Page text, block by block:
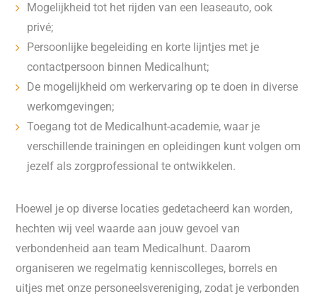
Mogelijkheid tot het rijden van een leaseauto, ook
privé;
Persoonlijke begeleiding en korte lijntjes met je
contactpersoon binnen Medicalhunt;
De mogelijkheid om werkervaring op te doen in diverse
werkomgevingen;
Toegang tot de Medicalhunt-academie, waar je
verschillende trainingen en opleidingen kunt volgen om
jezelf als zorgprofessional te ontwikkelen.
Hoewel je op diverse locaties gedetacheerd kan worden,
hechten wij veel waarde aan jouw gevoel van
verbondenheid aan team Medicalhunt. Daarom
organiseren we regelmatig kenniscolleges, borrels en
uitjes met onze personeelsvereniging, zodat je verbonden